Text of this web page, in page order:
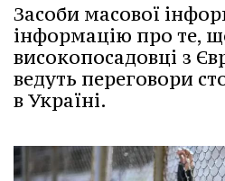
Засоби масової
інформацію про те,
високопосадовці з
ведуть переговори
в Україні.